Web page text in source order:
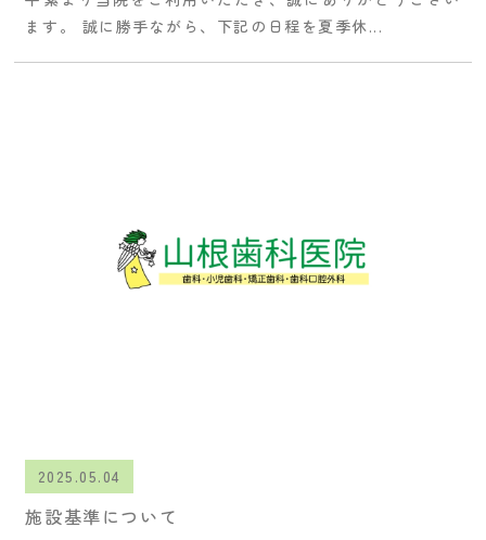
ます。 誠に勝手ながら、下記の日程を夏季休...
2025.05.04
施設基準について